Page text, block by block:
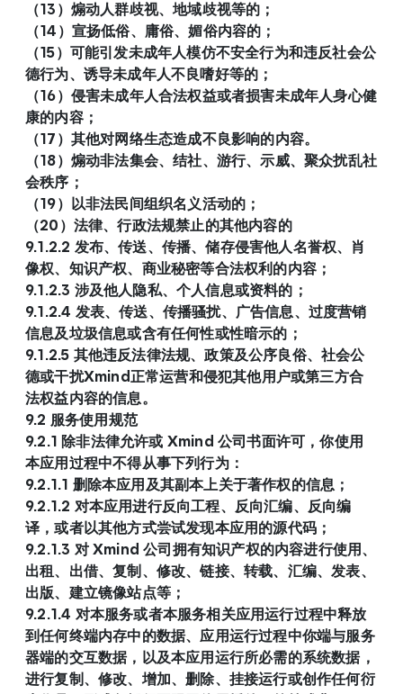
（13）煽动人群歧视、地域歧视等的；
（14）宣扬低俗、庸俗、媚俗内容的；
（15）可能引发未成年人模仿不安全行为和违反社会公
德行为、诱导未成年人不良嗜好等的；
（16）侵害未成年人合法权益或者损害未成年人身心健
康的内容；
（17）其他对网络生态造成不良影响的内容。
（18）煽动非法集会、结社、游行、示威、聚众扰乱社
会秩序；
（19）以非法民间组织名义活动的；
（20）法律、行政法规禁止的其他内容的
9.1.2.2 发布、传送、传播、储存侵害他人名誉权、肖
像权、知识产权、商业秘密等合法权利的内容；
9.1.2.3 涉及他人隐私、个人信息或资料的；
9.1.2.4 发表、传送、传播骚扰、广告信息、过度营销
信息及垃圾信息或含有任何性或性暗示的；
9.1.2.5 其他违反法律法规、政策及公序良俗、社会公
德或干扰Xmind正常运营和侵犯其他用户或第三方合
法权益内容的信息。
9.2 服务使用规范
9.2.1 除非法律允许或 Xmind 公司书面许可，你使用
本应用过程中不得从事下列行为：
9.2.1.1 删除本应用及其副本上关于著作权的信息；
9.2.1.2 对本应用进行反向工程、反向汇编、反向编
译，或者以其他方式尝试发现本应用的源代码；
9.2.1.3 对 Xmind 公司拥有知识产权的内容进行使用、
出租、出借、复制、修改、链接、转载、汇编、发表、
出版、建立镜像站点等；
9.2.1.4 对本服务或者本服务相关应用运行过程中释放
到任何终端内存中的数据、应用运行过程中你端与服务
器端的交互数据，以及本应用运行所必需的系统数据，
进行复制、修改、增加、删除、挂接运行或创作任何衍